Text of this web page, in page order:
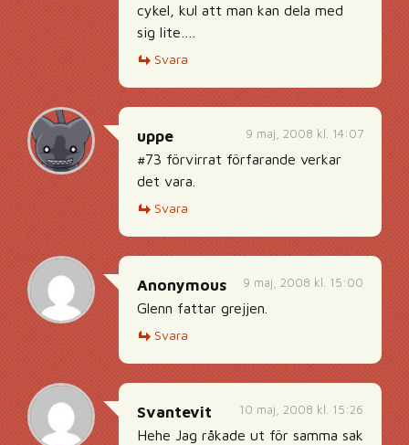
cykel, kul att man kan dela med
sig lite….
Svara
9 maj, 2008 kl. 14:07
uppe
#73 förvirrat förfarande verkar
det vara.
Svara
9 maj, 2008 kl. 15:00
Anonymous
Glenn fattar grejjen.
Svara
10 maj, 2008 kl. 15:26
Svantevit
Hehe Jag råkade ut för samma sak